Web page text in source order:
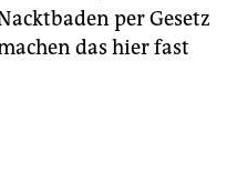
per Gesetz
das hier fast